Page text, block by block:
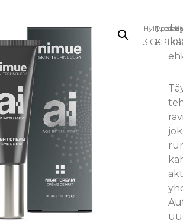
3.G3